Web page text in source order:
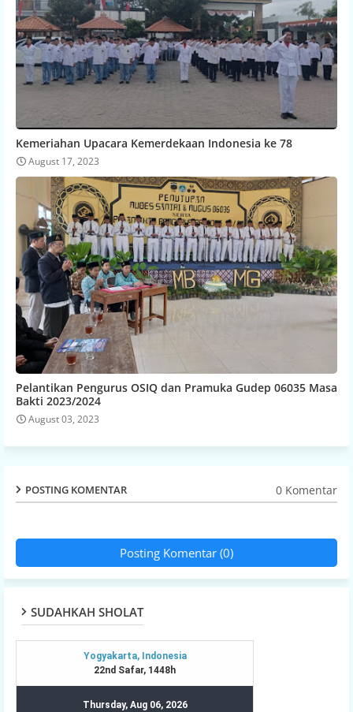
Kemeriahan Upacara Kemerdekaan Indonesia ke 78
August 17, 2023
Pelantikan Pengurus OSIQ dan Pramuka Gudep 06035 Masa
Bakti 2023/2024
August 03, 2023
POSTING KOMENTAR 0 Komentar
Posting Komentar (0)
SUDAHKAH SHOLAT